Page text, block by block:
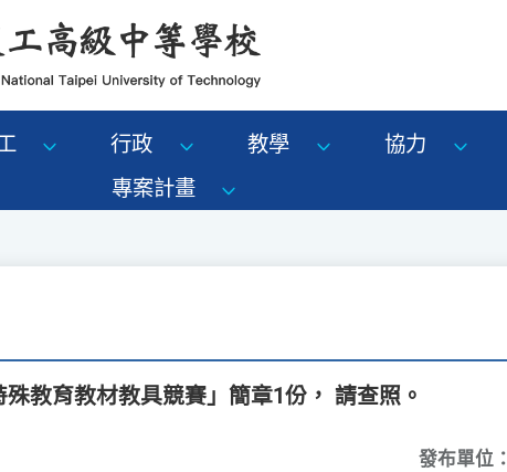
行政 教學 協力
專案計畫
教育教材教具競賽」簡章1份， 請查照。
發布單位：